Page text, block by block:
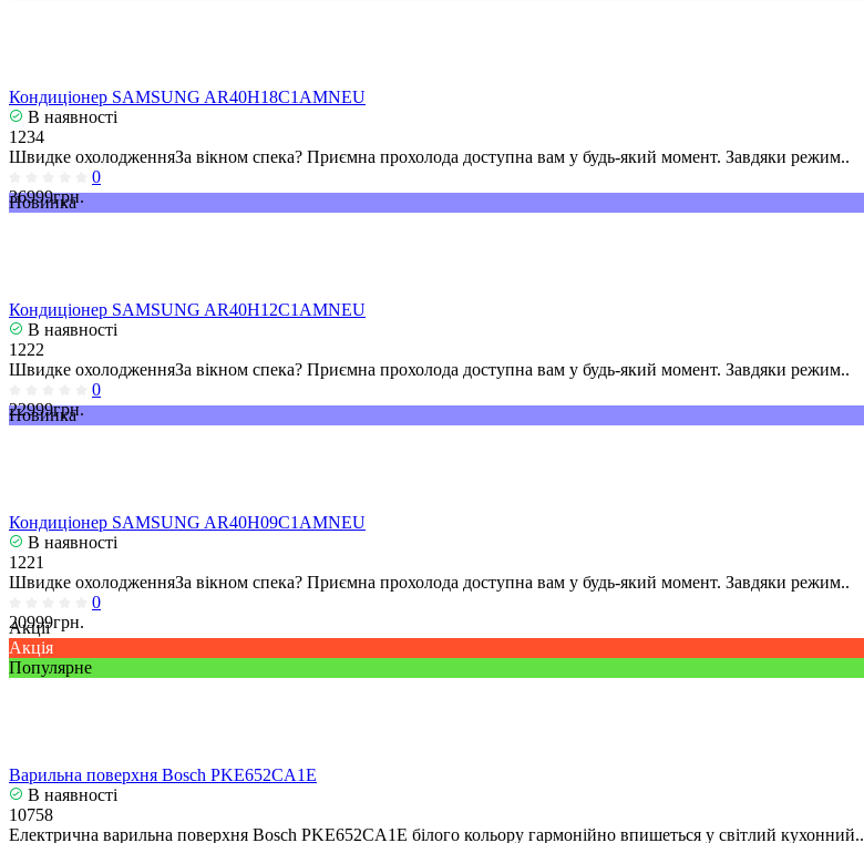
Кондиціонер SAMSUNG AR40H18C1AMNEU
В наявності
1234
Швидке охолодженняЗа вікном спека? Приємна прохолода доступна вам у будь-який момент. Завдяки режим..
0
36999грн.
Новинка
Кондиціонер SAMSUNG AR40H12C1AMNEU
В наявності
1222
Швидке охолодженняЗа вікном спека? Приємна прохолода доступна вам у будь-який момент. Завдяки режим..
0
22999грн.
Новинка
Кондиціонер SAMSUNG AR40H09C1AMNEU
В наявності
1221
Швидке охолодженняЗа вікном спека? Приємна прохолода доступна вам у будь-який момент. Завдяки режим..
0
20999грн.
Акції
Акція
Популярне
Варильна поверхня Bosch PKE652CA1E
В наявності
10758
Електрична варильна поверхня Bosch PKE652CA1E білого кольору гармонійно впишеться у світлий кухонний..